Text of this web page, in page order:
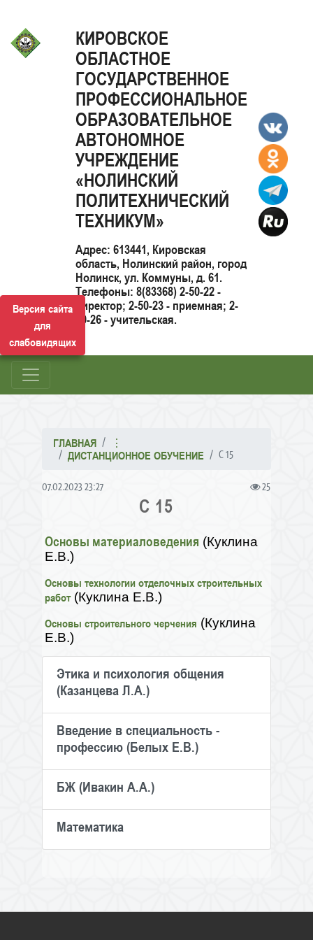
Версия сайта
для
слабовидящих
КИРОВСКОЕ
ОБЛАСТНОЕ
ГОСУДАРСТВЕННОЕ
ПРОФЕССИОНАЛЬНОЕ
ОБРАЗОВАТЕЛЬНОЕ
АВТОНОМНОЕ
УЧРЕЖДЕНИЕ
«НОЛИНСКИЙ
ПОЛИТЕХНИЧЕСКИЙ
ТЕХНИКУМ»
Адрес: 613441, Кировская
область, Нолинский район, город
Нолинск, ул. Коммуны, д. 61.
Телефоны: 8(83368) 2-50-22 -
директор; 2-50-23 - приемная; 2-
50-26 - учительская.
ГЛАВНАЯ
⋮
ДИСТАНЦИОННОЕ ОБУЧЕНИЕ
С 15
07.02.2023 23:27 25
С 15
Основы материаловедения (Куклина
Е.В.)
Основы технологии отделочных строительных
работ (Куклина Е.В.)
Основы строительного черчения (Куклина
Е.В.)
Этика и психология общения
(Казанцева Л.А.)
Введение в специальность -
профессию (Белых Е.В.)
БЖ (Ивакин А.А.)
Математика